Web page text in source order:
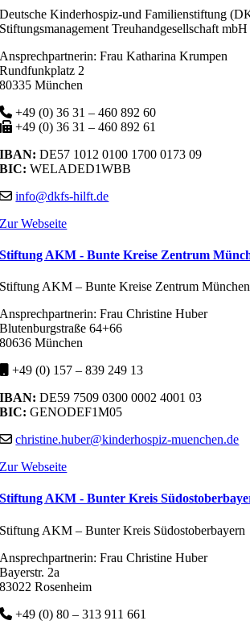
Deutsche Kinderhospiz-und Familienstiftung
Stiftungsmanagement Treuhandgesellschaft mbH
Ansprechpartnerin: Frau Katharina Krumpen
Rundfunkplatz 2
80335 München
+49 (0) 36 31 – 460 892 60
+49 (0) 36 31 – 460 892 61
IBAN:DE57 1012 0100 1700 0173 09
BIC:WELADED1WBB
info@dkfs-hilft.de
Zur Webseite
Stiftung AKM - Bunte Kreise Zentrum
Stiftung AKM – Bunte Kreise Zentrum München
Ansprechpartnerin: Frau Christine Huber
Blutenburgstraße 64+66
80636 München
+49 (0) 157 – 839 249 13
IBAN:DE59 7509 0300 0002 4001 03
BIC:GENODEF1M05
christine.huber@kinderhospiz-muenchen.de
Zur Webseite
Stiftung AKM - Bunter Kreis
Stiftung AKM – Bunter Kreis Südostoberbayern
Ansprechpartnerin: Frau Christine Huber
Bayerstr. 2a
83022 Rosenheim
+49 (0) 80 – 313 911 661